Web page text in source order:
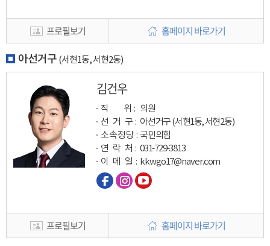
프로필보기 홈페이지 바로가기
아선거구 (서현1동, 서현2동)
김건우
직 위 : 의원
선 거 구 : 아선거구 (서현1동, 서현2동)
소속정당 : 국민의힘
연 락 처 : 031-729-3813
이 메 일 : kkwgo17@naver.com
프로필보기 홈페이지 바로가기